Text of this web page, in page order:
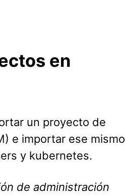
en
un proyecto de
e importar ese mismo
y kubernetes.
de administración